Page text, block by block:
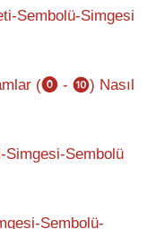
Sembolü-Simgesi
(⓿ - ❿) Nasıl
Sembolü